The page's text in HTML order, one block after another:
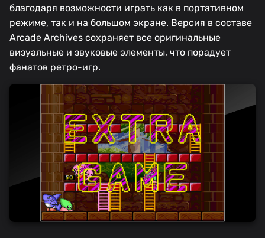
благодаря возможности играть как в портативном
режиме, так и на большом экране. Версия в составе
Arcade Archives сохраняет все оригинальные
визуальные и звуковые элементы, что порадует
фанатов ретро-игр.